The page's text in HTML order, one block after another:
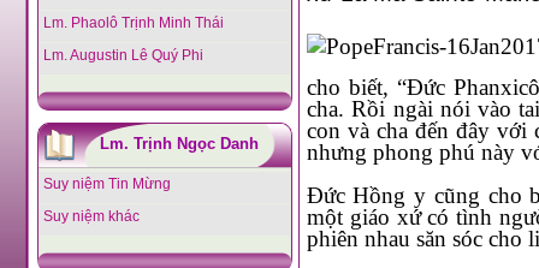
Lm. Phaolô Trịnh Minh Thái
Lm. Augustin Lê Quý Phi
Lm. Trịnh Ngọc Danh
Suy niệm Tin Mừng
Suy niệm khác
cho biết, “Đức Phanxicô đến thăm linh mục
cha. Rồi ngài nói vào tai linh mục: ‘Giuseppe, cha đến thăm con,
con và cha đến đây với con. Chúng ta cùng cầu xin Chúa để con sống sứ vụ huyền ẩn
nhưng phong phú
Đức Hồng y cũng cho biết, trong chuyến thăm này, Đức Phanxicô đã bày tỏ: “Đây là
một giáo xứ có tình người”. Khi
phiên nhau săn sóc cho